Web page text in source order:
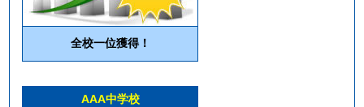
全校一位獲得！
AAA中学校